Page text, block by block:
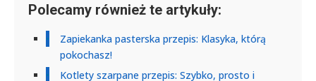
Polecamy również te artykuły:
Zapiekanka pasterska przepis: Klasyka, którą
pokochasz!
Kotlety szarpane przepis: Szybko, prosto i